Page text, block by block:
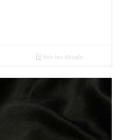
Voir les détails